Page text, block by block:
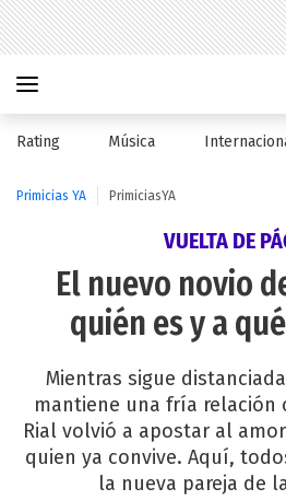
Rating Música
Primicias YA PrimiciasYA
VUELTA DE
El nuevo novio
quién es y a
Mientras sigue
mantiene una fría relación
Rial volvió a apostar al
quien ya convive. Aquí,
la nueva pareja de